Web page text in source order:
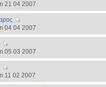
21 04 2007
04 04 2007
05 03 2007
11 02 2007